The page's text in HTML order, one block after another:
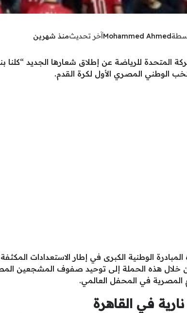
Mohammed Ahmedآخر تحديثمنذ شهرين
المتحدة للرياضة عن إطلاق شعارها الجديد
الوطني المصري الأول لكرة القدم.
خلال هذه الحملة إلى توحيد صفوف المشجعين
المصرية في المحفل العالمي.
في القاهرة